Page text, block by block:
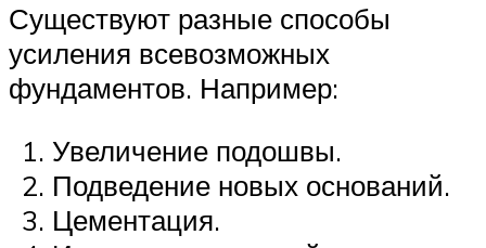
Существуют разные способы
усиления всевозможных
фундаментов. Например:
Увеличение подошвы.
Подведение новых оснований.
Цементация.